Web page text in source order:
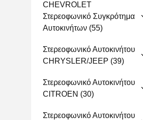
CHEVROLET
Στερεοφωνικό Συγκρότημα
Αυτοκινήτων (55)
Στερεοφωνικό Αυτοκινήτου
CHRYSLER/JEEP (39)
Στερεοφωνικό Αυτοκινήτου
CITROEN (30)
Στερεοφωνικό Αυτοκινήτου